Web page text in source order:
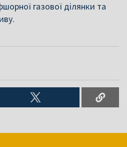
газової ділянки та